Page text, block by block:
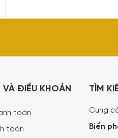
VÀ ĐIỀU KHOẢN
toán
toán
TÌM
Cung
Biển